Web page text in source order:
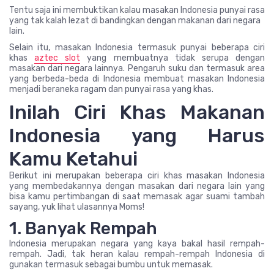
Tentu saja ini membuktikan kalau masakan Indonesia punyai rasa
yang tak kalah lezat di bandingkan dengan makanan dari negara
lain.
Selain itu, masakan Indonesia termasuk punyai beberapa ciri
khasaztec slot yang membuatnya tidak serupa dengan
masakan dari negara lainnya. Pengaruh suku dan termasuk area
yang berbeda-beda di Indonesia membuat masakan Indonesia
menjadi beraneka ragam dan punyai rasa yang khas.
Inilah Ciri Khas Makanan
Indonesia yang Harus
Kamu Ketahui
Berikut ini merupakan beberapa ciri khas masakan Indonesia
yang membedakannya dengan masakan dari negara lain yang
bisa kamu pertimbangan di saat memasak agar suami tambah
sayang, yuk lihat ulasannya Moms!
1. Banyak Rempah
Indonesia merupakan negara yang kaya bakal hasil rempah-
rempah. Jadi, tak heran kalau rempah-rempah Indonesia di
gunakan termasuk sebagai bumbu untuk memasak.